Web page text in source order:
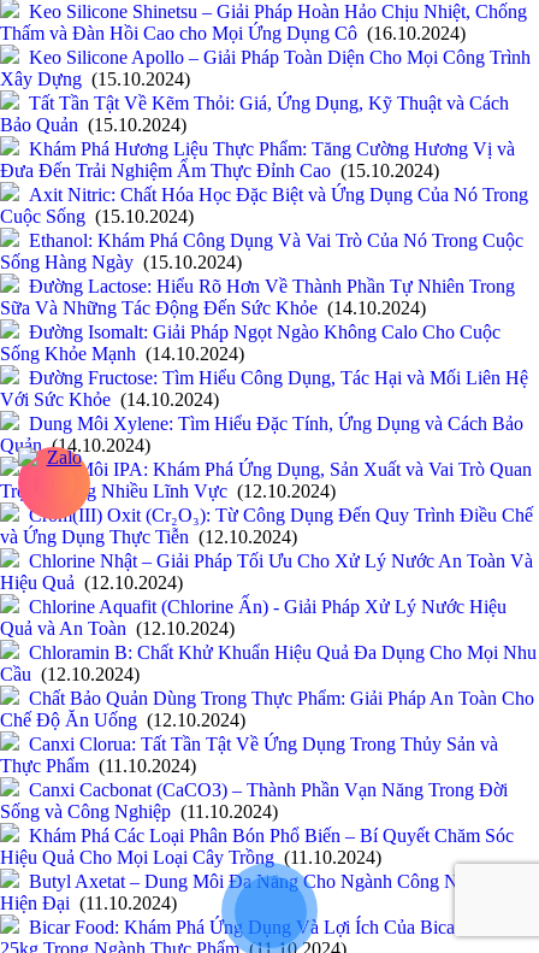
Keo Silicone Shinetsu – Giải Pháp Hoàn Hảo Chịu Nhiệt, Chống
Thấm và Đàn Hồi Cao cho Mọi Ứng Dụng Cô (16.10.2024)
Keo Silicone Apollo – Giải Pháp Toàn Diện Cho Mọi Công Trình
Xây Dựng (15.10.2024)
Tất Tần Tật Về Kẽm Thỏi: Giá, Ứng Dụng, Kỹ Thuật và Cách
Bảo Quản (15.10.2024)
Khám Phá Hương Liệu Thực Phẩm: Tăng Cường Hương Vị và
Đưa Đến Trải Nghiệm Ẩm Thực Đỉnh Cao (15.10.2024)
Axit Nitric: Chất Hóa Học Đặc Biệt và Ứng Dụng Của Nó Trong
Cuộc Sống (15.10.2024)
Ethanol: Khám Phá Công Dụng Và Vai Trò Của Nó Trong Cuộc
Sống Hàng Ngày (15.10.2024)
Đường Lactose: Hiểu Rõ Hơn Về Thành Phần Tự Nhiên Trong
Sữa Và Những Tác Động Đến Sức Khỏe (14.10.2024)
Đường Isomalt: Giải Pháp Ngọt Ngào Không Calo Cho Cuộc
Sống Khỏe Mạnh (14.10.2024)
Đường Fructose: Tìm Hiểu Công Dụng, Tác Hại và Mối Liên Hệ
Với Sức Khỏe (14.10.2024)
Dung Môi Xylene: Tìm Hiểu Đặc Tính, Ứng Dụng và Cách Bảo
Quản(14.10.2024)
Dung Môi IPA: Khám Phá Ứng Dụng, Sản Xuất và Vai Trò Quan
Trọng Trong Nhiều Lĩnh Vực (12.10.2024)
Crom(III) Oxit (Cr₂O₃): Từ Công Dụng Đến Quy Trình Điều Chế
và Ứng Dụng Thực Tiễn (12.10.2024)
Chlorine Nhật – Giải Pháp Tối Ưu Cho Xử Lý Nước An Toàn Và
Hiệu Quả (12.10.2024)
Chlorine Aquafit (Chlorine Ấn) - Giải Pháp Xử Lý Nước Hiệu
Quả và An Toàn (12.10.2024)
Chloramin B: Chất Khử Khuẩn Hiệu Quả Đa Dụng Cho Mọi Nhu
Cầu (12.10.2024)
Chất Bảo Quản Dùng Trong Thực Phẩm: Giải Pháp An Toàn Cho
Chế Độ Ăn Uống (12.10.2024)
Canxi Clorua: Tất Tần Tật Về Ứng Dụng Trong Thủy Sản và
Thực Phẩm (11.10.2024)
Canxi Cacbonat (CaCO3) – Thành Phần Vạn Năng Trong Đời
Sống và Công Nghiệp (11.10.2024)
Khám Phá Các Loại Phân Bón Phổ Biến – Bí Quyết Chăm Sóc
Hiệu Quả Cho Mọi Loại Cây Trồng (11.10.2024)
Butyl Axetat – Dung Môi Đa Năng Cho Ngành Công Nghiệp
Hiện Đại (11.10.2024)
Bicar Food: Khám Phá Ứng Dụng Và Lợi Ích Của Bicar Food